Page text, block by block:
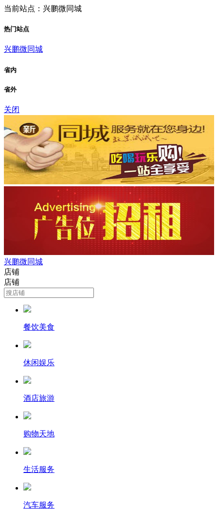
当前站点：兴鹏微同城
热门站点
兴鹏微同城
省内
省外
关闭
兴鹏微同城
店铺
店铺
餐饮美食
休闲娱乐
酒店旅游
购物天地
生活服务
汽车服务